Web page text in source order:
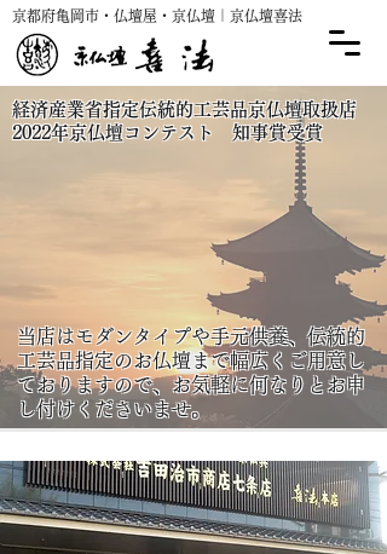
​京都府亀岡市・仏壇屋・京仏壇｜京仏壇喜法
経済産業省指定伝統的工芸品京仏壇取扱店
2022年京仏壇コンテスト 知事賞受賞
当店はモダンタイプや手元供養、伝統的
工芸品指定のお仏壇まで幅広くご用意し
ておりますので、お気軽に何なりとお申
し付けくださいませ。